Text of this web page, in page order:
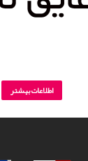
اطلاعات بیشتر